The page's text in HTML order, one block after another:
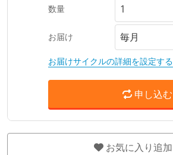
数量
お届け
お届けサイクルの詳細を設定する
申し込む
お気に入り追加